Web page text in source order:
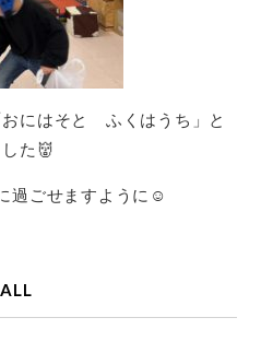
にはそと ふくはうち」と
た👹
過ごせますように☺️
ALL